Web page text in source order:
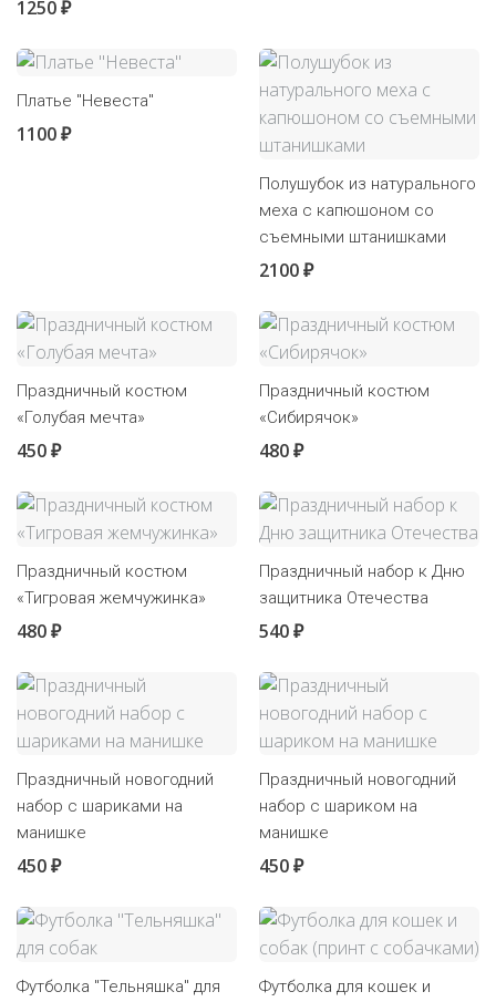
1250 ₽
Платье "Невеста"
1100 ₽
Полушубок из натурального
меха с капюшоном со
съемными штанишками
2100 ₽
Праздничный костюм
«Голубая мечта»
450 ₽
Праздничный костюм
«Сибирячок»
480 ₽
Праздничный костюм
«Тигровая жемчужинка»
480 ₽
Праздничный набор к Дню
защитника Отечества
540 ₽
Праздничный новогодний
набор с шариками на
манишке
450 ₽
Праздничный новогодний
набор с шариком на
манишке
450 ₽
Футболка "Тельняшка" для
Футболка для кошек и